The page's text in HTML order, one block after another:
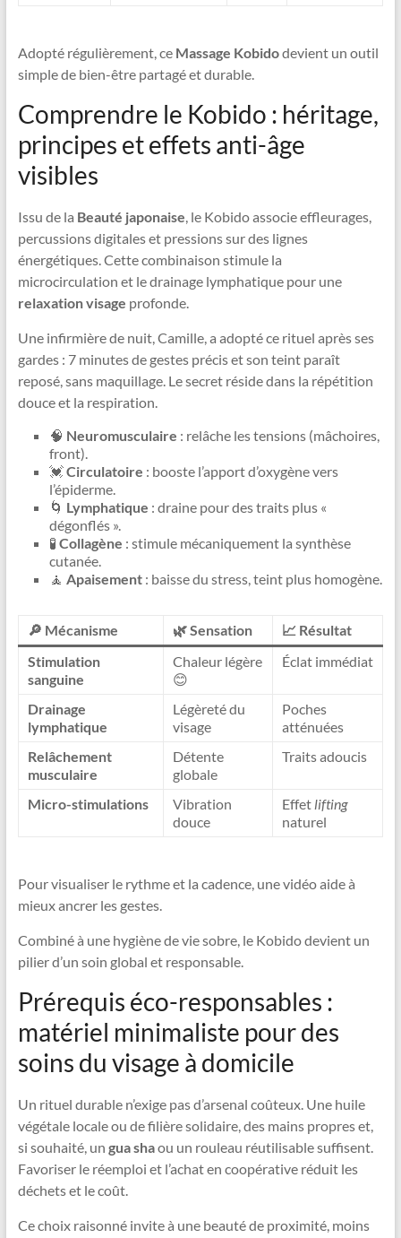
Adopté régulièrement, ce Massage Kobidodevient un outil
simple de bien-être partagé et durable.
Comprendre le Kobido : héritage,
principes et effets anti-âge
visibles
Issu de la Beauté japonaise, le Kobido associe effleurages,
percussions digitales et pressions sur des lignes
énergétiques. Cette combinaison stimule la
microcirculation et le drainage lymphatique pour une
relaxation visage profonde.
Une infirmière de nuit, Camille, a adopté ce rituel après ses
gardes : 7 minutes de gestes précis et son teint paraît
reposé, sans maquillage. Le secret réside dans la répétition
douce et la respiration.
🧠 Neuromusculaire : relâche les tensions (mâchoires,
front).
💓Circulatoire : booste l’apport d’oxygène vers
l’épiderme.
🌀 Lymphatique : draine pour des traits plus «
dégonflés ».
🧪 Collagène : stimule mécaniquement la synthèse
cutanée.
🧘 Apaisement: baisse du stress, teint plus homogène.
🔎 Mécanisme 🌿 Sensation
📈 Résultat
Stimulation
sanguine
Chaleur légère
😊
Éclat immédiat
Drainage
lymphatique
Légèreté du
visage
Poches
atténuées
Relâchement
musculaire
Détente
globale
Traits adoucis
Micro-stimulations
Vibration
douce
Effet lifting
naturel
Pour visualiser le rythme et la cadence, une vidéo aide à
mieux ancrer les gestes.
Combiné à une hygiène de vie sobre, le Kobido devient un
pilier d’un soin global et responsable.
Prérequis éco-responsables :
matériel minimaliste pour des
soins du visage à domicile
Un rituel durable n’exige pas d’arsenal coûteux. Une huile
végétale locale ou de filière solidaire, des mains propres et,
si souhaité, un gua shaou un rouleau réutilisable suffisent.
Favoriser le réemploi et l’achat en coopérative réduit les
déchets et le coût.
Ce choix raisonné invite à une beauté de proximité, moins